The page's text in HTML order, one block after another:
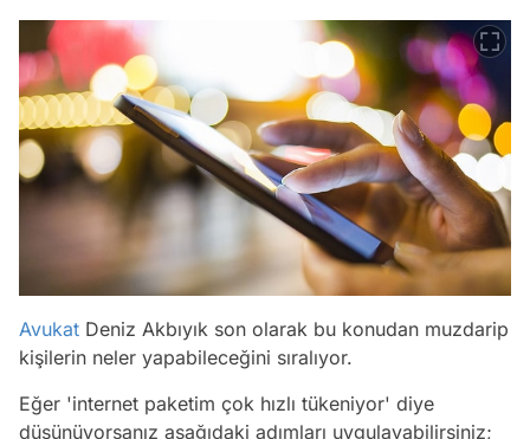
Avukat Deniz Akbıyık son olarak bu konudan muzdarip
kişilerin neler yapabileceğini sıralıyor.
Eğer 'internet paketim çok hızlı tükeniyor' diye
düşünüyorsanız aşağıdaki adımları uygulayabilirsiniz;